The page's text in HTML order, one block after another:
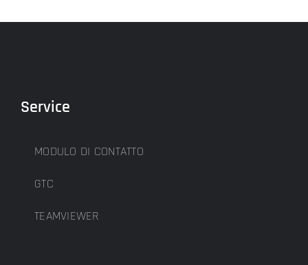
Service
MODULO DI CONTATTO
GTC
TEAMVIEWER